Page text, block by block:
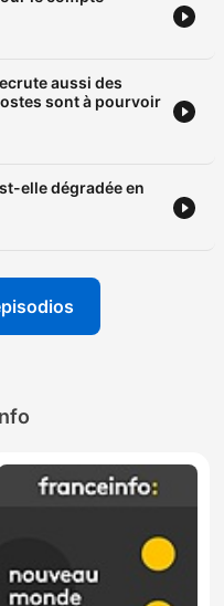
aussi des
sont à pourvoir
elle dégradée en